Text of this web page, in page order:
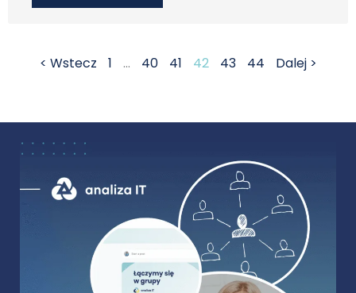
< Wstecz 1 … 40 41 42 43 44 Dalej >